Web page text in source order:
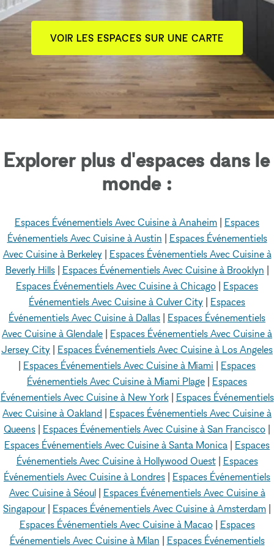
VOIR LES ESPACES SUR UNE CARTE
Explorer plus d'espaces dans le
monde :
Espaces Événementiels Avec Cuisine à Anaheim
Espaces
Événementiels Avec Cuisine à Austin
Espaces Événementiels
Avec Cuisine à Berkeley
Espaces Événementiels Avec Cuisine à
Beverly Hills| Espaces Événementiels Avec Cuisine à Brooklyn
Espaces Événementiels Avec Cuisine à Chicago
Espaces
Événementiels Avec Cuisine à Culver City
Espaces
Événementiels Avec Cuisine à Dallas
Espaces Événementiels
Avec Cuisine à Glendale
Espaces Événementiels Avec Cuisine à
Jersey City
Espaces Événementiels Avec Cuisine à Los Angeles
Espaces Événementiels Avec Cuisine à Miami
Espaces
Événementiels Avec Cuisine à Miami Plage
Espaces
Événementiels Avec Cuisine à New York| Espaces Événementiels
Avec Cuisine à Oakland
Espaces Événementiels Avec Cuisine à
Queens
Espaces Événementiels Avec Cuisine à San Francisco
Espaces Événementiels Avec Cuisine à Santa Monica
Espaces
Événementiels Avec Cuisine à Hollywood Ouest| Espaces
Événementiels Avec Cuisine à Londres
Espaces Événementiels
Avec Cuisine à Séoul| Espaces Événementiels Avec Cuisine à
Singapour
Espaces Événementiels Avec Cuisine à Amsterdam
Espaces Événementiels Avec Cuisine à Macao| Espaces
Événementiels Avec Cuisine à Milan
Espaces Événementiels